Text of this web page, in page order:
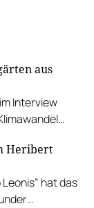
aus
Interview
Heribert
hat das